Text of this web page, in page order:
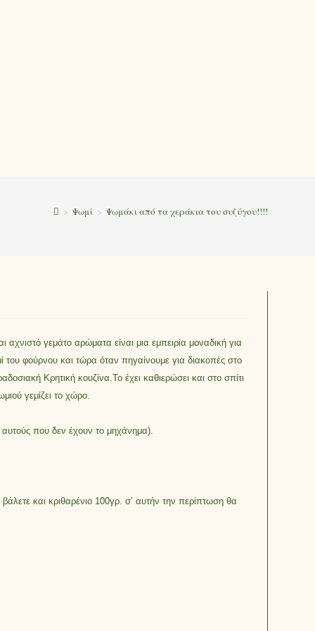
> Ψωμί > Ψωμάκι από τα χεράκια του συζύγου!!!!
γεμάτο αρώματα είναι μια εμπειρία μοναδική για
φούρνου και τώρα όταν πηγαίνουμε για διακοπές στο
Κρητική κουζίνα.Το έχει καθιερώσει και στο σπίτι
γεμίζει το χώρο.
αυτούς που δεν έχουν το μηχάνημα).
και κριθαρένιο 100γρ. σ’ αυτήν την περίπτωση θα